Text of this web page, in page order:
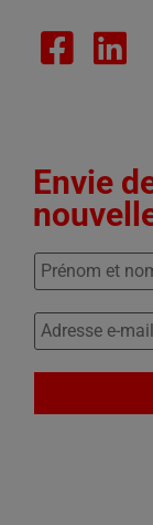
Envie